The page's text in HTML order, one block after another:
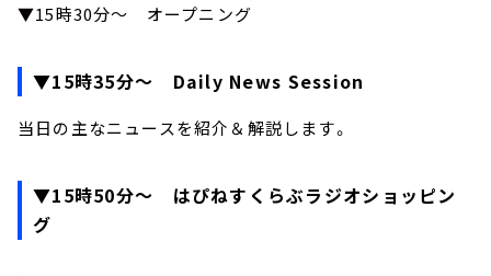
▼15時30分～ オープニング
▼15時35分～ Daily News Session
当日の主なニュースを紹介＆解説します。
▼15時50分～ はぴねすくらぶラジオショッピン
グ